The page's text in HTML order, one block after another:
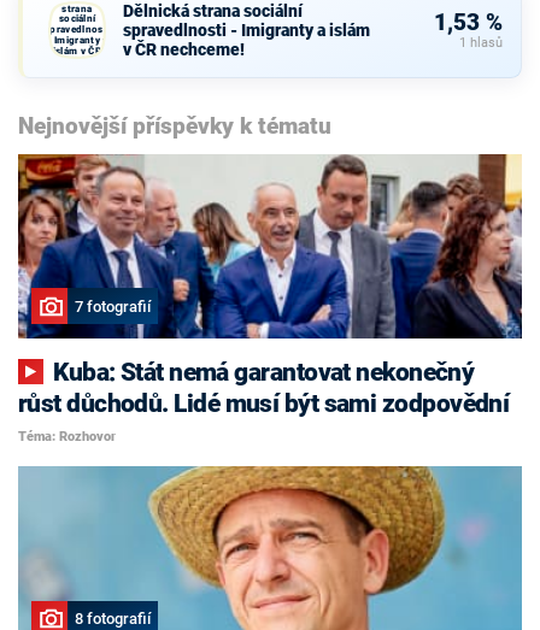
strana
sociální
spravedlnosti
- Imigranty a
islám v ČR
nechceme!
Dělnická strana sociální
spravedlnosti - Imigranty a islám
v ČR nechceme!
1,53 %
1 hlasů
Nejnovější příspěvky k tématu
7 fotografií
růst důchodů. Lidé musí být sami zodpovědní
Téma: Rozhovor
8 fotografií